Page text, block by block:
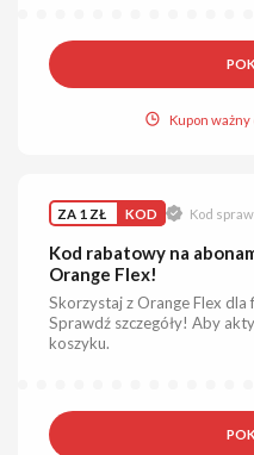
Kupon ważny
ZA 1 ZŁ KOD Kod
Kod rabatowy na
Orange Flex!
Skorzystaj z Orange Flex dla
Sprawdź szczegóły! Aby
koszyku.